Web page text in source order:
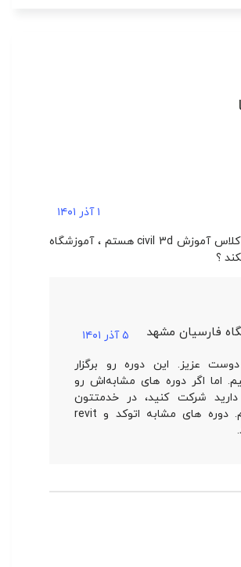
۱ آذر ۱۴۰۱
سلام ، دنبال کلاس آموزش civil 3d هستم ، آموزشگاه
؟
فارسیان مشهد
۵ آذر ۱۴۰۱
عزیز. این دوره رو برگزار
اما اگر دوره های مشابه‌اش رو
دارید شرکت کنید، در خدمتتون
هستیم. دوره های مشابه اتوکد و revit